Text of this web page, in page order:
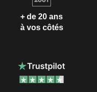
+ de 20 ans
à vos côtés